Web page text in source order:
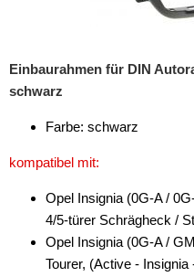
Handyhalterungen
Lautsprechereinbauset
Lautsprecherkabel
Einbaurahmen für DIN
schwarz
Farbe: schwarz
kompatibel mit:
Opel Insignia (0G-A /
4/5-türer Schrägheck /
Opel Insignia (0G-A /
Tourer, (Active -